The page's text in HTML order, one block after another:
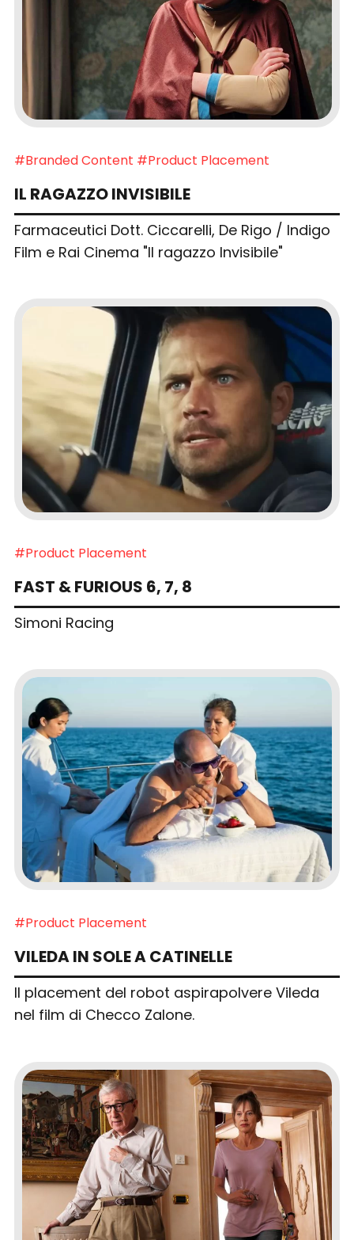
#Branded Content #Product Placement
IL RAGAZZO INVISIBILE
Farmaceutici Dott. Ciccarelli, De Rigo / Indigo
Film e Rai Cinema "Il ragazzo Invisibile"
#Product Placement
FAST & FURIOUS 6, 7, 8
Simoni Racing
#Product Placement
VILEDA IN SOLE A CATINELLE
Il placement del robot aspirapolvere Vileda
nel film di Checco Zalone.